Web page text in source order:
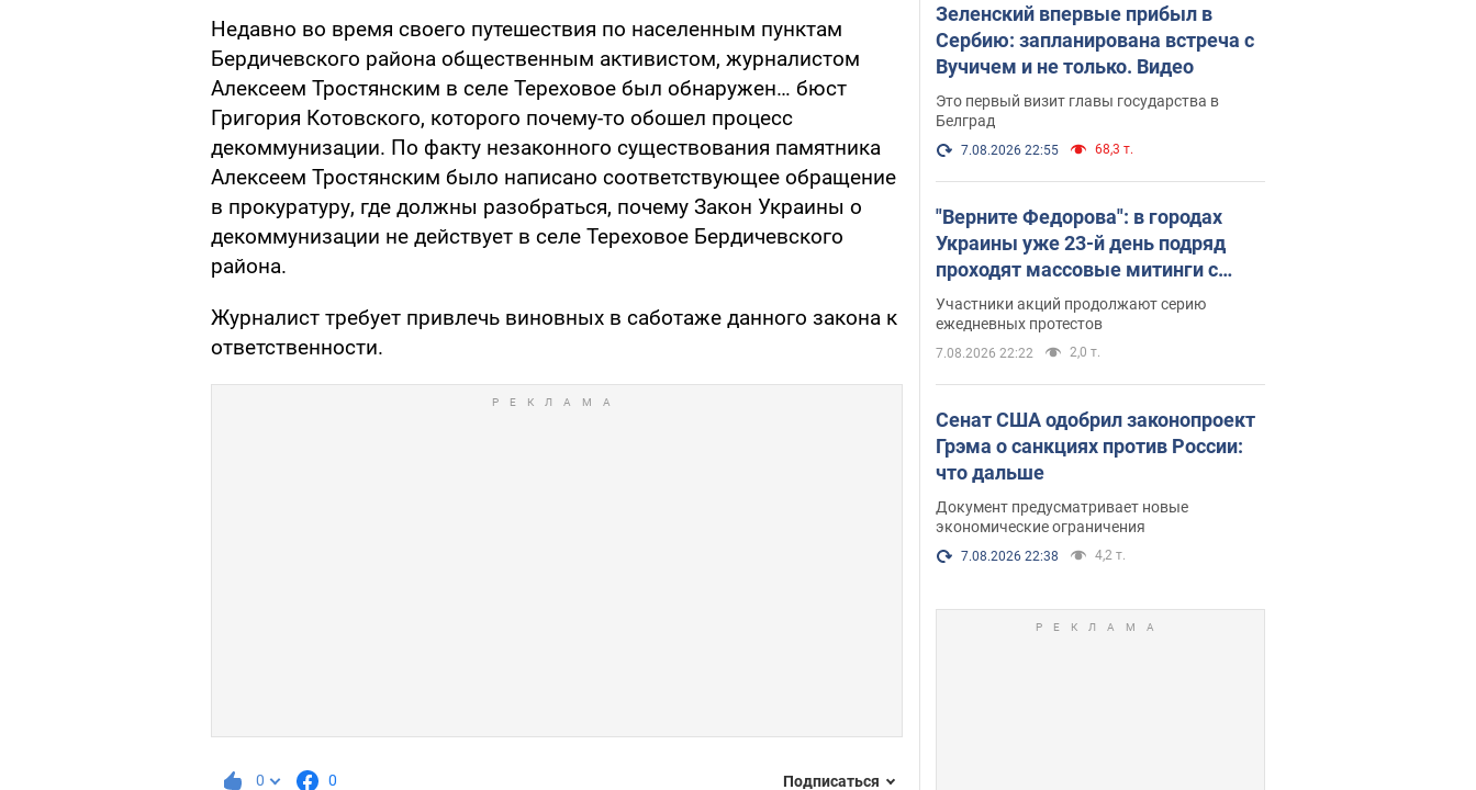
Недавно во время своего путешествия по населенным пунктам
Бердичевского района общественным активистом, журналистом
Алексеем Тростянским в селе Тереховое был обнаружен… бюст
Григория Котовского, которого почему-то обошел процесс
декоммунизации. По факту незаконного существования памятника
Алексеем Тростянским было написано соответствующее обращение
в прокуратуру, где должны разобраться, почему Закон Украины о
декоммунизации не действует в селе Тереховое Бердичевского
района.
Журналист требует привлечь виновных в саботаже данного закона к
ответственности.
0 0 Подписаться
Зеленский впервые прибыл в
Сербию: запланирована встреча с
Вучичем и не только. Видео
Это первый визит главы государства в
Белград
7.08.2026 22:55 68,3 т.
"Верните Федорова": в городах
Украины уже 23-й день подряд
проходят массовые митинги с
плакатами. Фото и видео
Участники акций продолжают серию
ежедневных протестов
7.08.2026 22:22 2,0 т.
Сенат США одобрил законопроект
Грэма о санкциях против России:
что дальше
Документ предусматривает новые
экономические ограничения
7.08.2026 22:38 4,2 т.